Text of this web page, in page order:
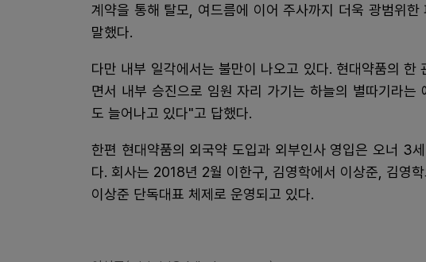
계약을 통해 탈모, 여드름에 이어 주사까지 더욱 광범위
말했다.
다만 내부 일각에서는 불만이 나오고 있다. 현대약품의 한
면서 내부 승진으로 임원 자리 가기는 하늘의 별따기라는
도 늘어나고 있다"고 답했다.
한편 현대약품의 외국약 도입과 외부인사 영입은 오너 3
다. 회사는 2018년 2월 이한구, 김영학에서 이상준, 김영
이상준 단독대표 체제로 운영되고 있다.